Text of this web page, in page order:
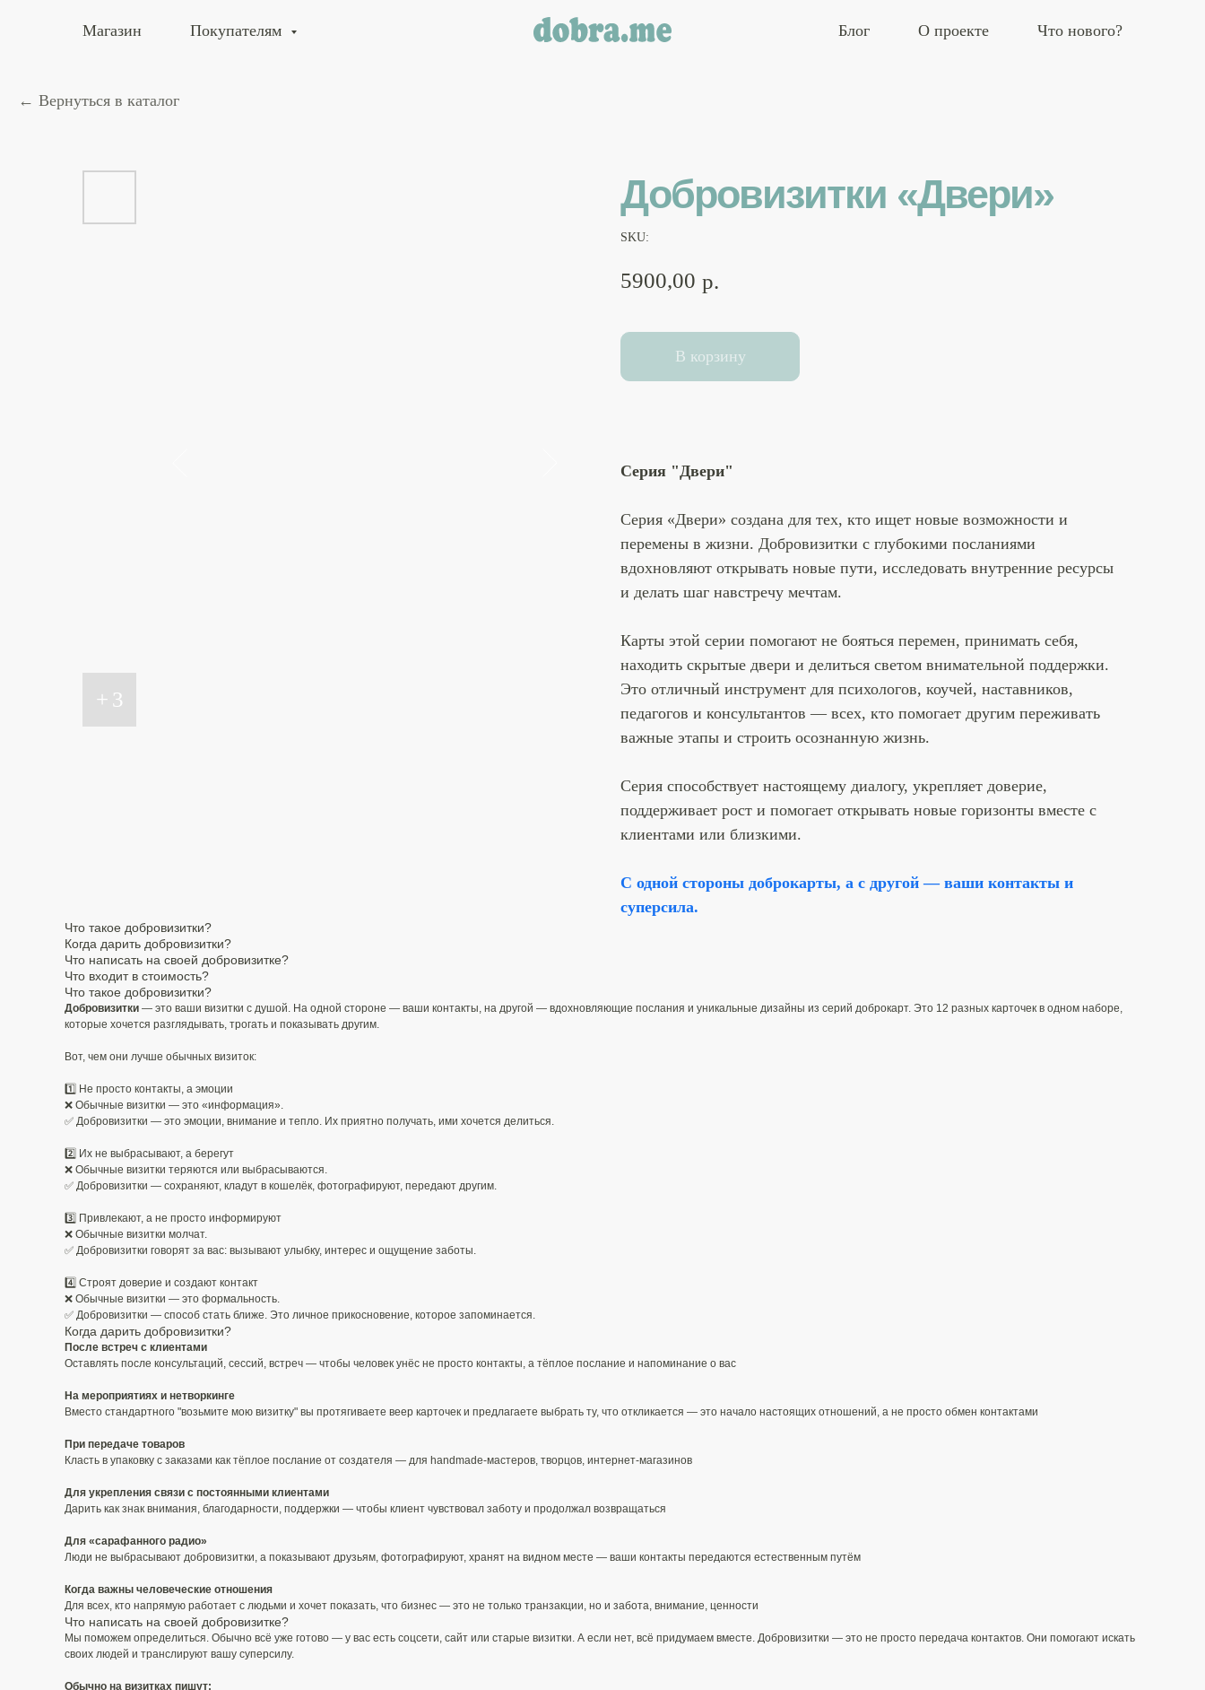
Магазин Покупателям Блог О проекте Что нового?
Вернуться в каталог
Добровизитки «Двери»
SKU:
5900,00 р.
В корзину
Серия "Двери"
Серия «Двери» создана для тех, кто ищет новые возможности и
перемены в жизни. Добровизитки с глубокими посланиями
вдохновляют открывать новые пути, исследовать внутренние ресурсы
и делать шаг навстречу мечтам.
Карты этой серии помогают не бояться перемен, принимать себя,
находить скрытые двери и делиться светом внимательной поддержки.
Это отличный инструмент для психологов, коучей, наставников,
педагогов и консультантов — всех, кто помогает другим переживать
важные этапы и строить осознанную жизнь.
Серия способствует настоящему диалогу, укрепляет доверие,
поддерживает рост и помогает открывать новые горизонты вместе с
клиентами или близкими.
С одной стороны доброкарты, а с другой — ваши контакты и
суперсила.
Что такое добровизитки?
Когда дарить добровизитки?
Что написать на своей добровизитке?
Что входит в стоимость?
Что такое добровизитки?
Добровизитки — это ваши визитки с душой. На одной стороне — ваши контакты, на другой — вдохновляющие послания и уникальные дизайны из серий доброкарт. Это 12 разных карточек в одном наборе,
которые хочется разглядывать, трогать и показывать другим.
Вот, чем они лучше обычных визиток:
1️⃣ Не просто контакты, а эмоции
❌ Обычные визитки — это «информация».
✅ Добровизитки — это эмоции, внимание и тепло. Их приятно получать, ими хочется делиться.
2️⃣ Их не выбрасывают, а берегут
❌ Обычные визитки теряются или выбрасываются.
✅ Добровизитки — сохраняют, кладут в кошелёк, фотографируют, передают другим.
3️⃣ Привлекают, а не просто информируют
❌ Обычные визитки молчат.
✅ Добровизитки говорят за вас: вызывают улыбку, интерес и ощущение заботы.
4️⃣ Строят доверие и создают контакт
❌ Обычные визитки — это формальность.
✅ Добровизитки — способ стать ближе. Это личное прикосновение, которое запоминается.
Когда дарить добровизитки?
После встреч с клиентами
Оставлять после консультаций, сессий, встреч — чтобы человек унёс не просто контакты, а тёплое послание и напоминание о вас​​
На мероприятиях и нетворкинге
Вместо стандартного "возьмите мою визитку" вы протягиваете веер карточек и предлагаете выбрать ту, что откликается — это начало настоящих отношений, а не просто обмен контактами​
При передаче товаров
Класть в упаковку с заказами как тёплое послание от создателя — для handmade-мастеров, творцов, интернет-магазинов​​
Для укрепления связи с постоянными клиентами
Дарить как знак внимания, благодарности, поддержки — чтобы клиент чувствовал заботу и продолжал возвращаться​​
Для «сарафанного радио»
Люди не выбрасывают добровизитки, а показывают друзьям, фотографируют, хранят на видном месте — ваши контакты передаются естественным путём​​
Когда важны человеческие отношения
Для всех, кто напрямую работает с людьми и хочет показать, что бизнес — это не только транзакции, но и забота, внимание, ценности​​
Что написать на своей добровизитке?
Мы поможем определиться. Обычно всё уже готово — у вас есть соцсети, сайт или старые визитки. А если нет, всё придумаем вместе.​ Добровизитки — это не просто передача контактов. Они помогают искать
своих людей и транслируют вашу суперсилу.
Обычно на визитках пишут: